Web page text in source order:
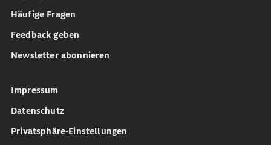
Häufige Fragen
Feedback geben
Newsletter abonnieren
Impressum
Datenschutz
Privatsphäre-Einstellungen